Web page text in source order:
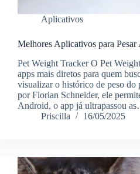
Aplicativos
Melhores Aplicativos para Pesar
Pet Weight Tracker O Pet
apps mais diretos para quem
visualizar o histórico de peso do
por Florian Schneider, ele
Android, o app já ultrapassou
Priscilla
16/05/2025